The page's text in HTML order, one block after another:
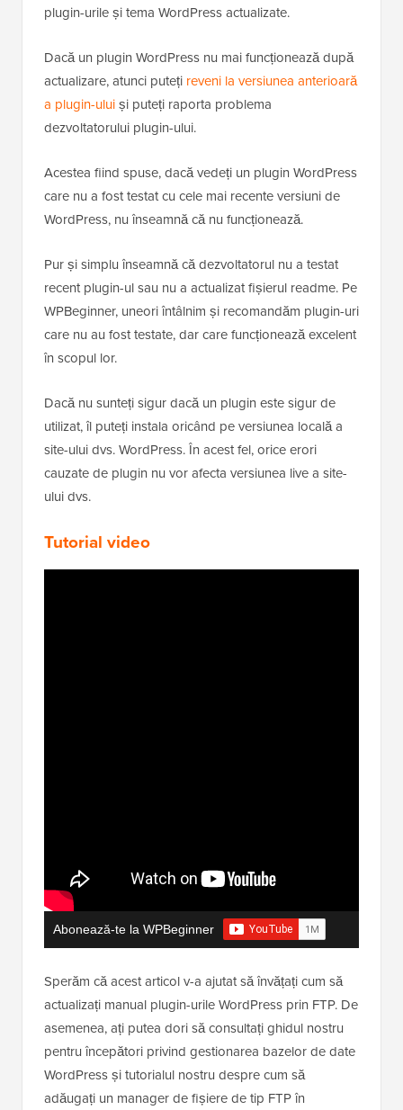
plugin-urile și tema WordPress actualizate.
Dacă un plugin WordPress nu mai funcționează după
actualizare, atunci puteți reveni la versiunea anterioară
a plugin-uluiși puteți raporta problema
dezvoltatorului plugin-ului.
Acestea fiind spuse, dacă vedeți un plugin WordPress
care nu a fost testat cu cele mai recente versiuni de
WordPress, nu înseamnă că nu funcționează.
Pur și simplu înseamnă că dezvoltatorul nu a testat
recent plugin-ul sau nu a actualizat fișierul readme. Pe
WPBeginner, uneori întâlnim și recomandăm plugin-uri
care nu au fost testate, dar care funcționează excelent
în scopul lor.
Dacă nu sunteți sigur dacă un plugin este sigur de
utilizat, îl puteți instala oricând pe versiunea locală a
site-ului dvs. WordPress. În acest fel, orice erori
cauzate de plugin nu vor afecta versiunea live a site-
ului dvs.
Tutorial video
Abonează-te la WPBeginner
Sperăm că acest articol v-a ajutat să învățați cum să
actualizați manual plugin-urile WordPress prin FTP. De
asemenea, ați putea dori să consultați ghidul nostru
pentru începători privind gestionarea bazelor de date
WordPress și tutorialul nostru despre cum să
adăugați un manager de fișiere de tip FTP în